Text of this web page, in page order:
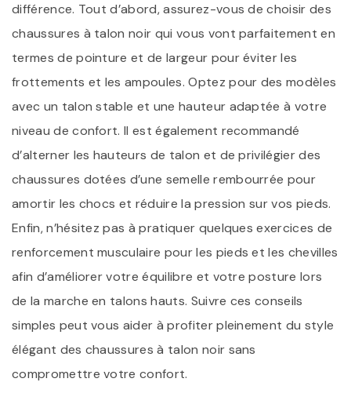
différence. Tout d’abord, assurez-vous de choisir des
chaussures à talon noir qui vous vont parfaitement en
termes de pointure et de largeur pour éviter les
frottements et les ampoules. Optez pour des modèles
avec un talon stable et une hauteur adaptée à votre
niveau de confort. Il est également recommandé
d’alterner les hauteurs de talon et de privilégier des
chaussures dotées d’une semelle rembourrée pour
amortir les chocs et réduire la pression sur vos pieds.
Enfin, n’hésitez pas à pratiquer quelques exercices de
renforcement musculaire pour les pieds et les chevilles
afin d’améliorer votre équilibre et votre posture lors
de la marche en talons hauts. Suivre ces conseils
simples peut vous aider à profiter pleinement du style
élégant des chaussures à talon noir sans
compromettre votre confort.